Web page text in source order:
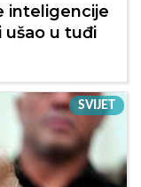
inteligencije
ušao u tuđi
SVIJET